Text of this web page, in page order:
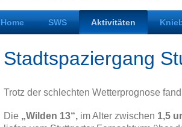
Home SWS Aktivitäten
Stadtspaziergang
Trotz der schlechten Wetterprognose
Die „Wilden 13“, im Alter zwischen 1,5